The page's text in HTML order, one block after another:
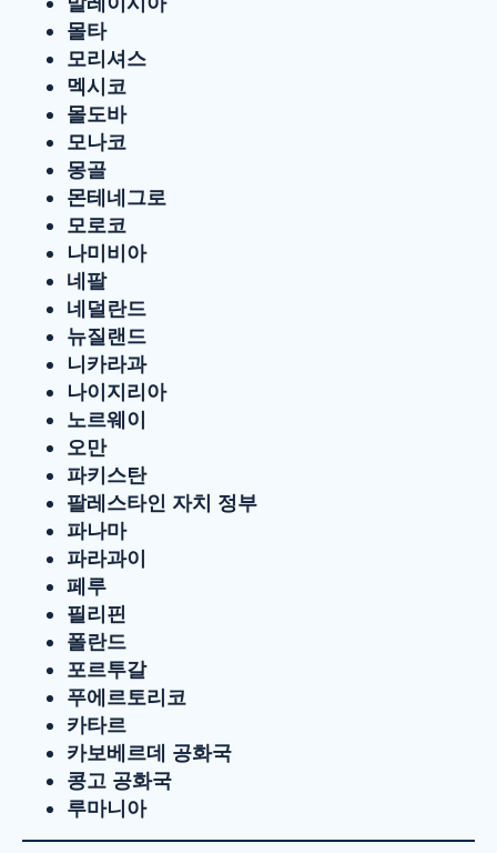
몰타
모리셔스
멕시코
몰도바
모나코
몽골
몬테네그로
모로코
나미비아
네팔
네덜란드
뉴질랜드
니카라과
나이지리아
노르웨이
오만
파키스탄
팔레스타인 자치 정부
파나마
파라과이
페루
필리핀
폴란드
포르투갈
푸에르토리코
카타르
카보베르데 공화국
콩고 공화국
루마니아